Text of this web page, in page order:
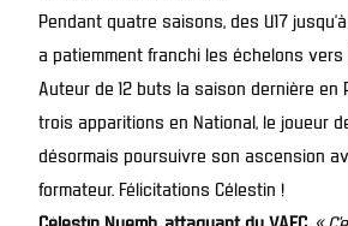
Pendant quatre saisons, des U17
a patiemment franchi les échelons
Auteur de 12 buts la saison dernière en
trois apparitions en National, le joueur
désormais poursuivre son ascension
formateur. Félicitations Célestin !